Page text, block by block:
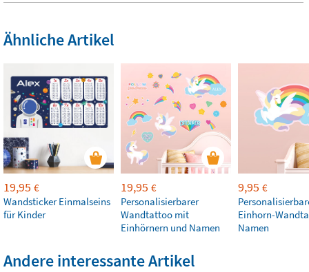
Ähnliche Artikel
19,95 €
Wandsticker Einmalseins
für Kinder
19,95 €
Personalisierbarer
Wandtattoo mit
Einhörnern und Namen
9,95 €
Einhorn-
Namen
Andere interessante Artikel